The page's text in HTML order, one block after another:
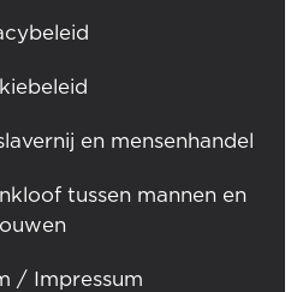
en mensenhandel
tussen mannen en
/ Impressum